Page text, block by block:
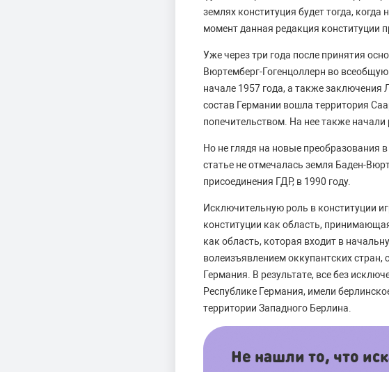
землях конституция будет тогда,
момент данная редакция конституции
Уже через три года после принятия
Вюртемберг-Гогенцоллерн во
начале 1957 года, а также
состав Германии вошла территория
попечительством. На нее также начали
Но не глядя на новые преобразования
статье не отмечалась земля Баден-
присоединения ГДР, в 1990 году.
Исключительную роль в конституции
конституции как область,
как область, которая входит в
волеизъявлением оккупантских
Германия. В результате, все без
Республике Германия, имели
территории Западного Берлина.
Не нашли то, что